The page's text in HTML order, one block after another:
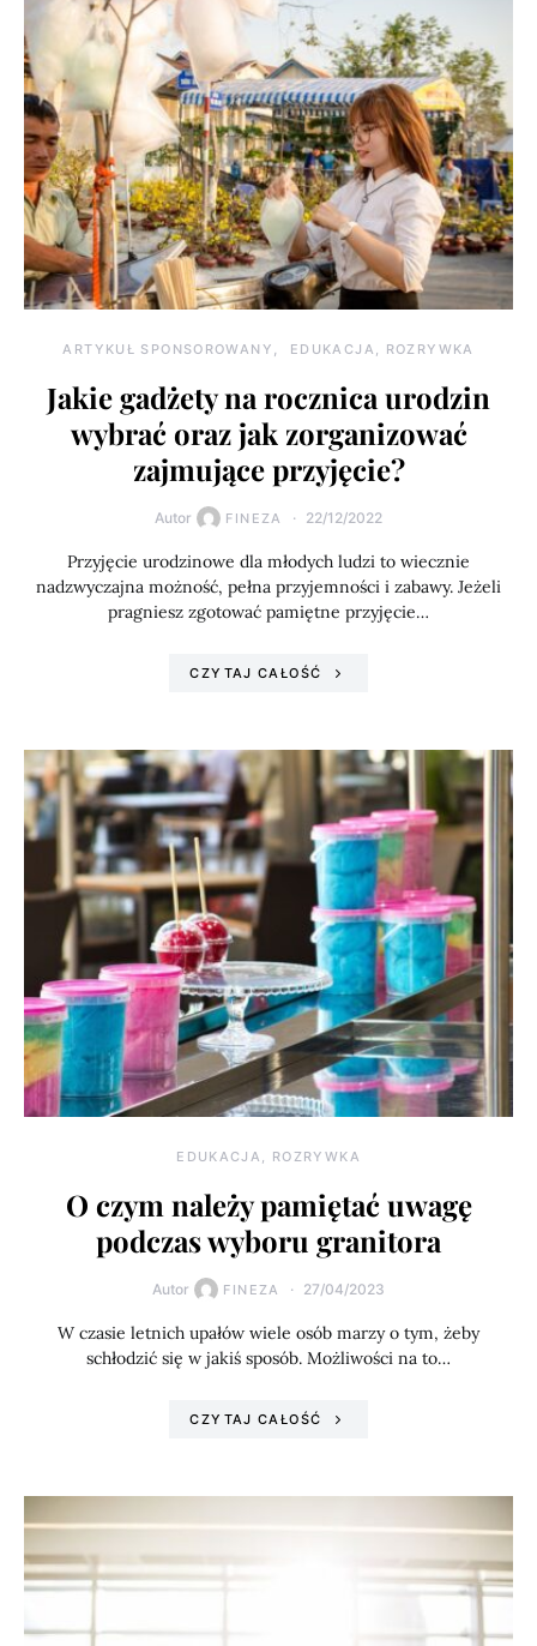
ARTYKUŁ SPONSOROWANY EDUKACJA, ROZRYWKA
Jakie gadżety na rocznica urodzin
wybrać oraz jak zorganizować
zajmujące przyjęcie?
Autor FINEZA 22/12/2022
Przyjęcie urodzinowe dla młodych ludzi to wiecznie
nadzwyczajna możność, pełna przyjemności i zabawy. Jeżeli
pragniesz zgotować pamiętne przyjęcie…
CZYTAJ CAŁOŚĆ
EDUKACJA, ROZRYWKA
O czym należy pamiętać uwagę
podczas wyboru granitora
Autor FINEZA 27/04/2023
W czasie letnich upałów wiele osób marzy o tym, żeby
schłodzić się w jakiś sposób. Możliwości na to…
CZYTAJ CAŁOŚĆ